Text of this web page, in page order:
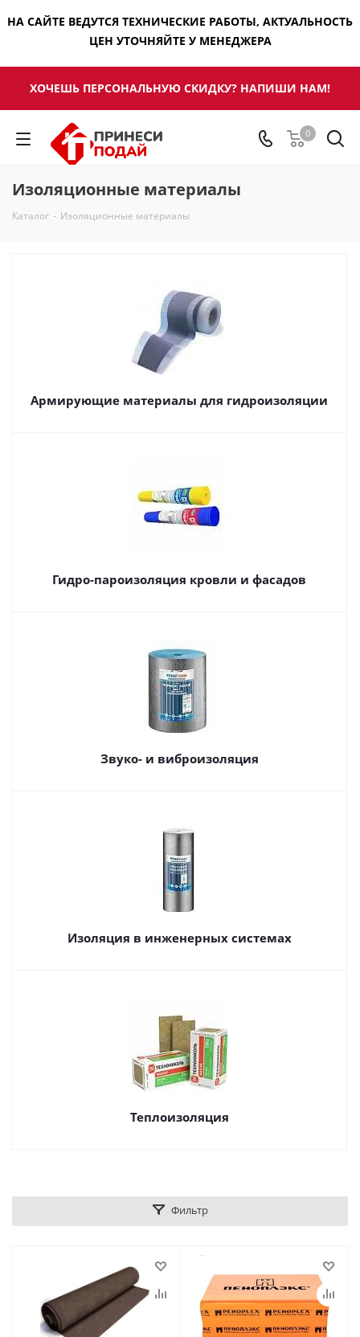
НА САЙТЕ ВЕДУТСЯ ТЕХНИЧЕСКИЕ РАБОТЫ, АКТУАЛЬНОСТЬ
ЦЕН УТОЧНЯЙТЕ У МЕНЕДЖЕРА
ХОЧЕШЬ ПЕРСОНАЛЬНУЮ СКИДКУ? НАПИШИ НАМ!
0
Изоляционные материалы
Каталог - Изоляционные материалы
Армирующие материалы для гидроизоляции
Гидро-пароизоляция кровли и фасадов
Звуко- и виброизоляция
Изоляция в инженерных системах
Теплоизоляция
Фильтр